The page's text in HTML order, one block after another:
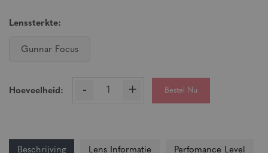
Lenssterkte:
Gunnar Focus
Hoeveelheid: - + Bestel Nu
Beschrijving Lens Informatie Perfomance Level